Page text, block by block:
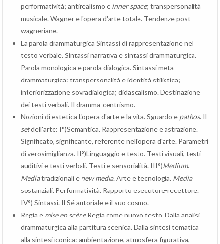
performatività; antirealismo e inner space; transpersonalità
musicale. Wagner e l'opera d'arte totale. Tendenze post
wagneriane.
La parola drammaturgica Sintassi di rappresentazione nel
testo verbale. Sintassi narrativa e sintassi drammaturgica.
Parola monologica e parola dialogica. Sintassi meta-
drammaturgica: transpersonalità e identità stilistica;
interiorizzazione sovradialogica; didascalismo. Destinazione
dei testi verbali. Il dramma-centrismo.
Nozioni di estetica L'opera d'arte e la vita. Sguardo e pathos. Il
setdell'arte: I°)Semantica. Rappresentazione e astrazione.
Significato, significante, referente nell'opera d'arte. Parametri
di verosimiglianza. II°)Linguaggio e testo. Testi visuali, testi
auditivi e testi verbali. Testi e sensorialità. III°)Medium.
Mediatradizionali e new media. Arte e tecnologia. Media
sostanziali. Performatività. Rapporto esecutore-recettore.
IV°) Sintassi. Il Sé autoriale e il suo cosmo.
Regia e mise en scèneRegia come nuovo testo. Dalla analisi
drammaturgica alla partitura scenica. Dalla sintesi tematica
alla sintesi iconica: ambientazione, atmosfera figurativa,